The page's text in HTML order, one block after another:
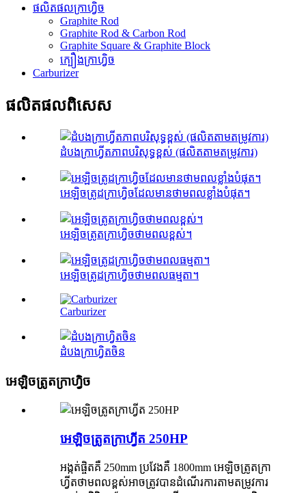
ផលិតផលក្រាហ្វិច
Graphite Rod
Graphite Rod & Carbon Rod
Graphite Square & Graphite Block
ក្បឿងក្រាហ្វិច
Carburizer
ផលិតផលពិសេស
ដំបងក្រាហ្វីតភាពបរិសុទ្ធខ្ពស់ (ផលិតតាមតម្រូវការ)
អេឡិចត្រូដក្រាហ្វិចដែលមានថាមពលខ្លាំងបំផុត។
អេឡិចត្រូតក្រាហ្វិចថាមពលខ្ពស់។
អេឡិចត្រូដក្រាហ្វិចថាមពលធម្មតា។
Carburizer
ដំបងក្រាហ្វិតចិន
អេឡិចត្រូតក្រាហ្វិច
អេឡិចត្រូតក្រាហ្វីត 250HP
អង្កត់ផ្ចិតគឺ 250mm ប្រវែងគឺ 1800mm អេឡិចត្រូតក្រា
ហ្វីតថាមពលខ្ពស់អាចត្រូវបានដំណើរការតាមតម្រូវការ